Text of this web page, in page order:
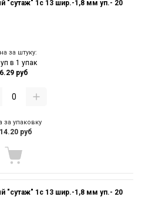
"сутаж" 1с 13 шир.-1,8 мм уп.- 20
за штуку:
в 1 упак
6.29 руб
за упаковку
руб
"сутаж" 1с 13 шир.-1,8 мм уп.- 20